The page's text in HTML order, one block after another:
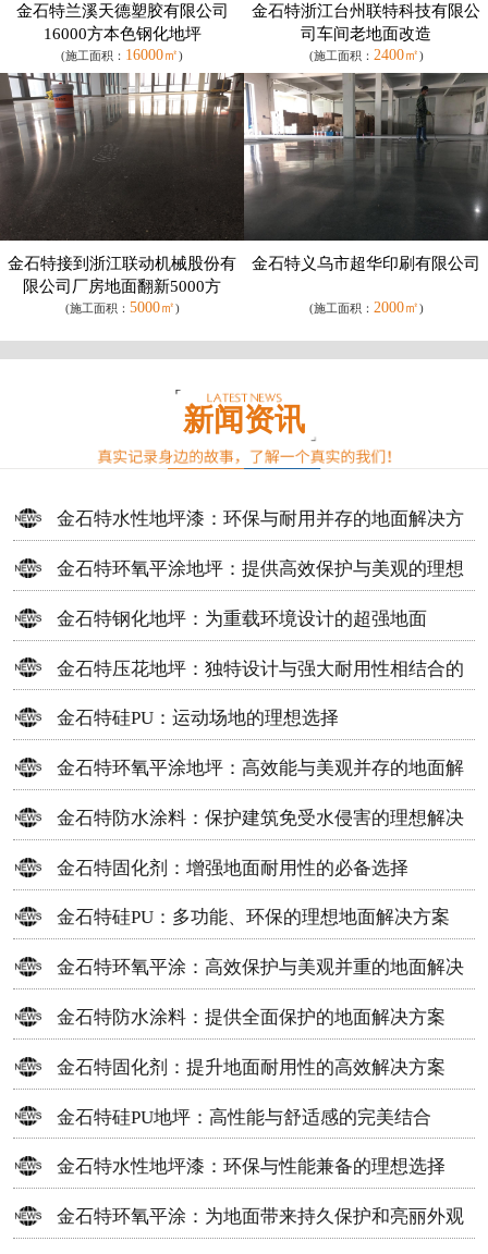
金石特兰溪天德塑胶有限公司
16000方本色钢化地坪
(施工面积： 16000㎡)
金石特浙江台州联特科技有限公
司车间老地面改造
(施工面积： 2400㎡)
金石特接到浙江联动机械股份有
限公司厂房地面翻新5000方
(施工面积： 5000㎡)
金石特义乌市超华印刷有限公司
(施工面积： 2000㎡)
新闻资讯
金石特水性地坪漆：环保与耐用并存的地面解决方
案
金石特环氧平涂地坪：提供高效保护与美观的理想
选择
金石特钢化地坪：为重载环境设计的超强地面
金石特压花地坪：独特设计与强大耐用性相结合的
地面材料
金石特硅PU：运动场地的理想选择
金石特环氧平涂地坪：高效能与美观并存的地面解
决方案
金石特防水涂料：保护建筑免受水侵害的理想解决
方案
金石特固化剂：增强地面耐用性的必备选择
金石特硅PU：多功能、环保的理想地面解决方案
金石特环氧平涂：高效保护与美观并重的地面解决
方案
金石特防水涂料：提供全面保护的地面解决方案
金石特固化剂：提升地面耐用性的高效解决方案
金石特硅PU地坪：高性能与舒适感的完美结合
金石特水性地坪漆：环保与性能兼备的理想选择
金石特环氧平涂：为地面带来持久保护和亮丽外观